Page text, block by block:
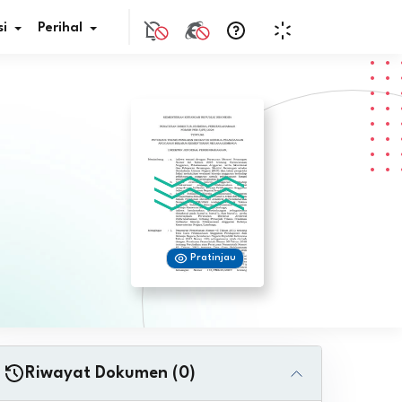
JDIH
Perihal
Pratinjau
Riwayat Dokumen (0)